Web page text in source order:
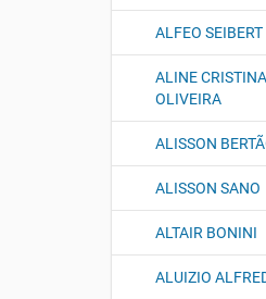
ALFEO
ALINE
OLIVEIRA
ALISSON
ALISSON SANO
ALTAIR BONINI
ALUIZIO